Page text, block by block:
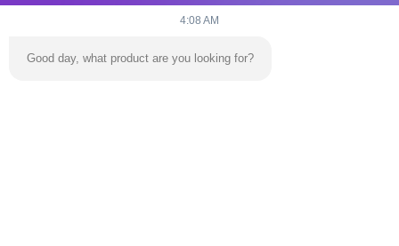
4:08 AM
Good day, what product are you looking for?